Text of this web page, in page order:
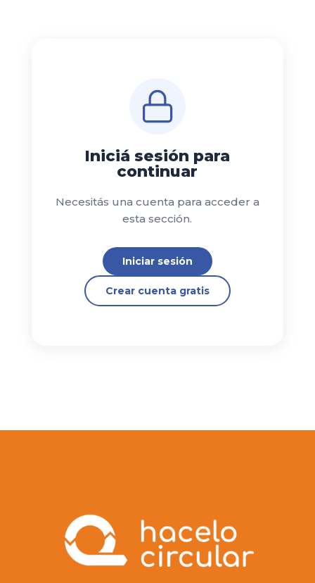
Iniciá sesión para
continuar
Necesitás una cuenta para acceder a
esta sección.
Iniciar sesión
Crear cuenta gratis